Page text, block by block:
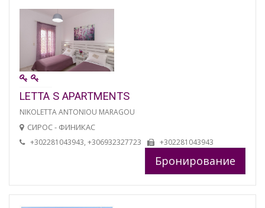
LETTA S APARTMENTS
NIKOLETTA ANTONIOU MARAGOU
СИРОС - ФИНИКАС
+302281043943, +306932327723 +302281043943
Бронирование